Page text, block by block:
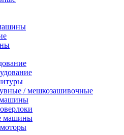
/ мешкозашивочные
машины